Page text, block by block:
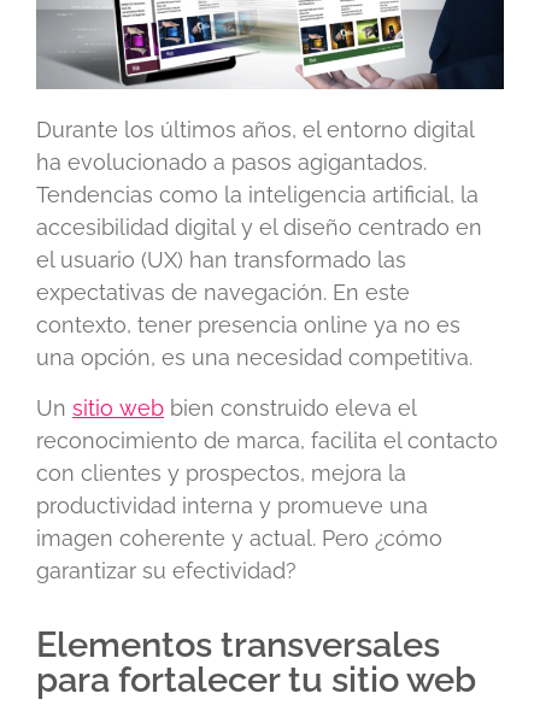
Durante los últimos años, el entorno digital
ha evolucionado a pasos agigantados.
Tendencias como la inteligencia artificial, la
accesibilidad digital y el diseño centrado en
el usuario (UX) han transformado las
expectativas de navegación. En este
contexto, tener presencia online ya no es
una opción, es una necesidad competitiva.
Un sitio web bien construido eleva el
reconocimiento de marca, facilita el contacto
con clientes y prospectos, mejora la
productividad interna y promueve una
imagen coherente y actual. Pero ¿cómo
garantizar su efectividad?
Elementos transversales
para fortalecer tu sitio web